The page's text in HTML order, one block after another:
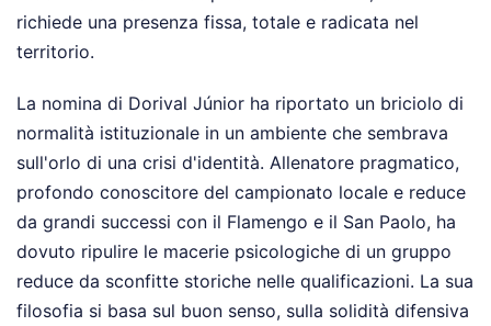
richiede una presenza fissa, totale e radicata nel
territorio.
La nomina di Dorival Júnior ha riportato un briciolo di
normalità istituzionale in un ambiente che sembrava
sull'orlo di una crisi d'identità. Allenatore pragmatico,
profondo conoscitore del campionato locale e reduce
da grandi successi con il Flamengo e il San Paolo, ha
dovuto ripulire le macerie psicologiche di un gruppo
reduce da sconfitte storiche nelle qualificazioni. La sua
filosofia si basa sul buon senso, sulla solidità difensiva